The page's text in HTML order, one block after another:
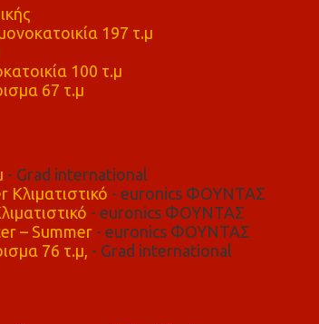
197 τ.μ
100 τ.μ
67 τ.μ
- Grad international
- euronics ΦΟΥΝΤΑΣ
- euronics ΦΟΥΝΤΑΣ
– Summer- euronics ΦΟΥΝΤΑΣ
76 τ.μ, - Grad international